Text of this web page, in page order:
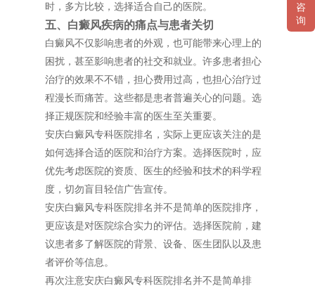
时，多方比较，选择适合自己的医院。
五、白癜风疾病的痛点与患者关切
白癜风不仅影响患者的外观，也可能带来心理上的
困扰，甚至影响患者的社交和就业。许多患者担心
治疗的效果不不错，担心费用过高，也担心治疗过
程漫长而痛苦。这些都是患者普遍关心的问题。选
择正规医院和经验丰富的医生至关重要。
安庆白癜风专科医院排名，实际上更应该关注的是
如何选择合适的医院和治疗方案。选择医院时，应
优先考虑医院的资质、医生的经验和技术的科学程
度，切勿盲目轻信广告宣传。
安庆白癜风专科医院排名并不是简单的医院排序，
更应该是对医院综合实力的评估。选择医院前，建
议患者多了解医院的背景、设备、医生团队以及患
者评价等信息。
再次注意安庆白癜风专科医院排名并不是简单排
咨
询